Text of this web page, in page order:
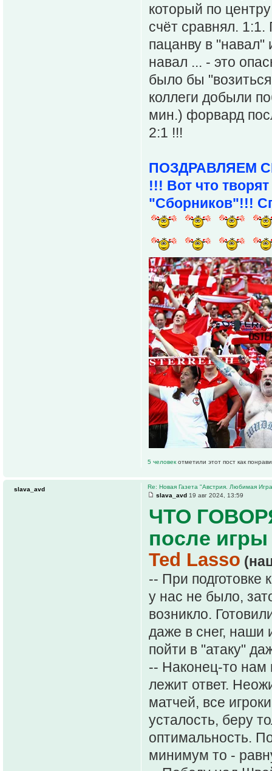
который по
счёт сравнял.
пацанву в "навал"
навал ... - это
было бы
коллеги добыли
мин.) форвард
2:1 !!!
ПОЗДРАВЛЯЕМ
!!! Вот что
"Сборников"!!!
5 человек отметили этот пост как
Re: Новая Газета "Австрия. Любимая
slava_avd 19 авг 2024, 13:59
ЧТО
после
Ted Lasso
-- При подготовке
у нас не было,
возникло.
даже в снег, наши
пойти в "атаку"
-- Наконец-то нам
лежит ответ.
матчей, все
усталость, беру
оптимальность.
минимум то -
slava_avd